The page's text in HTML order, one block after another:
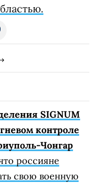
SIGNUM
контроле
Чонгар
россияне
свою военную